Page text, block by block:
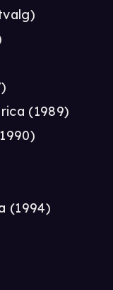
(1989)
(1994)